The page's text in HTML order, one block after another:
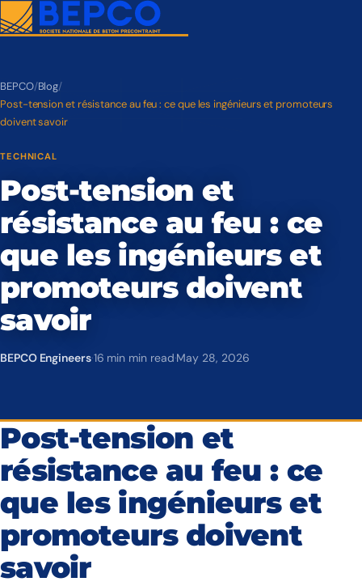
BEPCO/Blog/
Post-tension et résistance au feu : ce que les ingénieurs et promoteurs
doivent savoir
TECHNICAL
Post-tension et
résistance au feu : ce
que les ingénieurs et
promoteurs doivent
savoir
BEPCO Engineers·16 min min read·May 28, 2026
Post-tension et
résistance au feu : ce
que les ingénieurs et
promoteurs doivent
savoir